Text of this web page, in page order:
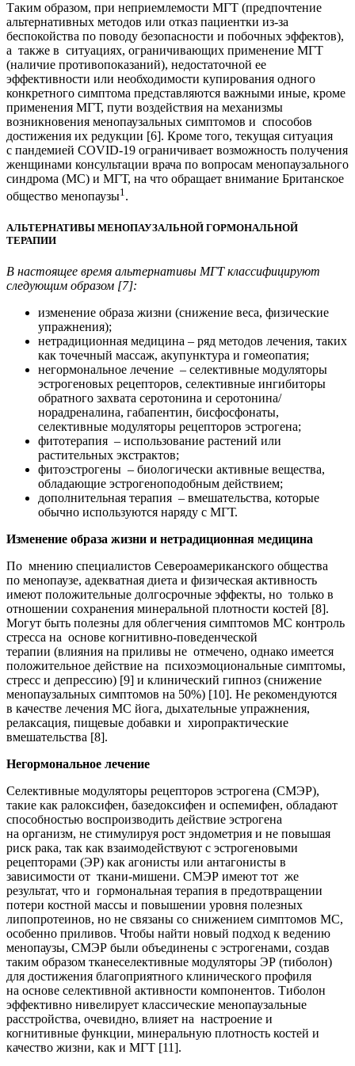
Таким образом, при неприемлемости МГТ (предпочтение
альтернативных методов или отказ пациентки из-за
беспокойства по поводу безопасности и побочных эффектов),
а также в ситуациях, ограничивающих применение МГТ
(наличие противопоказаний), недостаточной ее
эффективности или необходимости купирования одного
конкретного симптома представляются важными иные, кроме
применения МГТ, пути воздействия на механизмы
возникновения менопаузальных симптомов и способов
достижения их редукции [6]. Кроме того, текущая ситуация
с пандемией COVID-19 ограничивает возможность получения
женщинами консультации врача по вопросам менопаузального
синдрома (МС) и МГТ, на что обращает внимание Британское
общество менопаузы1.
АЛЬТЕРНАТИВЫ МЕНОПАУЗАЛЬНОЙ ГОРМОНАЛЬНОЙ
ТЕРАПИИ
В настоящее время альтернативы МГТ классифицируют
следующим образом [7]:
изменение образа жизни (снижение веса, физические
упражнения);
нетрадиционная медицина – ряд методов лечения, таких
как точечный массаж, акупунктура и гомеопатия;
негормональное лечение – селективные модуляторы
эстрогеновых рецепторов, селективные ингибиторы
обратного захвата серотонина и серотонина/
норадреналина, габапентин, бисфосфонаты,
селективные модуляторы рецепторов эстрогена;
фитотерапия – использование растений или
растительных экстрактов;
фитоэстрогены – биологически активные вещества,
обладающие эстрогеноподобным действием;
дополнительная терапия – вмешательства, которые
обычно используются наряду с МГТ.
Изменение образа жизни и нетрадиционная медицина
По мнению специалистов Североамериканского общества
по менопаузе, адекватная диета и физическая активность
имеют положительные долгосрочные эффекты, но только в
отношении сохранения минеральной плотности костей [8].
Могут быть полезны для облегчения симптомов МС контроль
стресса на основе когнитивно-поведенческой
терапии (влияния на приливы не отмечено, однако имеется
положительное действие на психоэмоциональные симптомы,
стресс и депрессию) [9] и клинический гипноз (снижение
менопаузальных симптомов на 50%) [10]. Не рекомендуются
в качестве лечения МС йога, дыхательные упражнения,
релаксация, пищевые добавки и хиропрактические
вмешательства [8].
Негормональное лечение
Селективные модуляторы рецепторов эстрогена (СМЭР),
такие как ралоксифен, базедоксифен и оспемифен, обладают
способностью воспроизводить действие эстрогена
на организм, не стимулируя рост эндометрия и не повышая
риск рака, так как взаимодействуют с эстрогеновыми
рецепторами (ЭР) как агонисты или антагонисты в
зависимости от ткани-мишени. СМЭР имеют тот же
результат, что и гормональная терапия в предотвращении
потери костной массы и повышении уровня полезных
липопротеинов, но не связаны со снижением симптомов МС,
особенно приливов. Чтобы найти новый подход к ведению
менопаузы, СМЭР были объединены с эстрогенами, создав
таким образом тканеселективные модуляторы ЭР (тиболон)
для достижения благоприятного клинического профиля
на основе селективной активности компонентов. Тиболон
эффективно нивелирует классические менопаузальные
расстройства, очевидно, влияет на настроение и
когнитивные функции, минеральную плотность костей и
качество жизни, как и МГТ [11].